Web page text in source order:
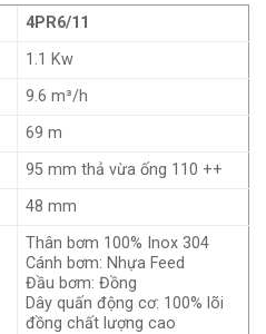
4PR6/11
1.1 Kw
9.6 m³/h
69 m
95 mm thả vừa ống 110 ++
48 mm
Thân bơm 100% Inox 304
Cánh bơm: Nhựa Feed
Đầu bơm: Đồng
Dây quấn động cơ: 100% lõi
đồng chất lượng cao